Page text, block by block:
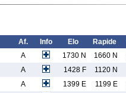
Af. Info Elo Rapide
A 1730 N 1660 N
A 1428 F 1120 N
A 1399 E 1199 E